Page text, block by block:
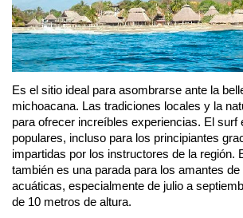
Es el sitio ideal para asombrarse ante la
michoacana. Las tradiciones locales y la
para ofrecer increíbles experiencias. El surf
populares, incluso para los principiantes
impartidas por los instructores de la región.
también es una parada para los amantes
acuáticas, especialmente de julio a
de 10 metros de altura.